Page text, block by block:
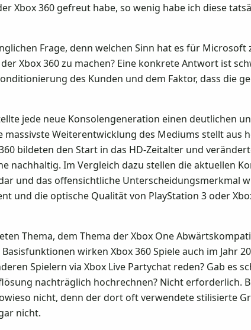
Xbox 360 gefreut habe, so wenig habe ich diese
Frage, denn welchen Sinn hat es für Microsoft
Xbox 360 zu machen? Eine konkrete Antwort ist
des Kunden und dem Faktor, dass die
jede neue Konsolengeneration einen deutlichen
massivste Weiterentwicklung des Mediums stellt aus
bildeten den Start in das HD-Zeitalter und
nachhaltig. Im Vergleich dazu stellen die aktuellen
und das offensichtliche Unterscheidungsmerkmal
und die optische Qualität von PlayStation 3 oder
Thema, dem Thema der Xbox One
wirken Xbox 360 Spiele auch im Jahr
Spielern via Xbox Live Partychat reden? Gab es
nachträglich hochrechnen? Nicht erforderlich.
nicht, denn der dort oft verwendete stilisierte
nicht.